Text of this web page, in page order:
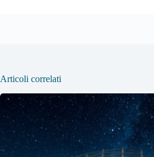
Articoli correlati